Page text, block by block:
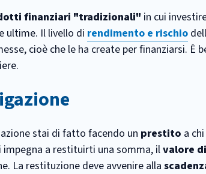
finanziari "tradizionali" in cui
ultime. Il livello di rendimento e rischio
cioè che le ha create per finanziarsi. È
stai di fatto facendo un prestito a
impegna a restituirti una somma, ilvalore
La restituzione deve avvenire alla